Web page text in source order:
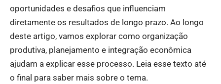
oportunidades e desafios que influenciam
diretamente os resultados de longo prazo. Ao longo
deste artigo, vamos explorar como organização
produtiva, planejamento e integração econômica
ajudam a explicar esse processo. Leia esse texto até
o final para saber mais sobre o tema.